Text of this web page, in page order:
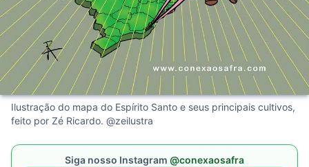
Ilustração do mapa do Espírito Santo e seus principais cultivos,
feito por Zé Ricardo. @zeilustra
Siga nosso Instagram @conexaosafra